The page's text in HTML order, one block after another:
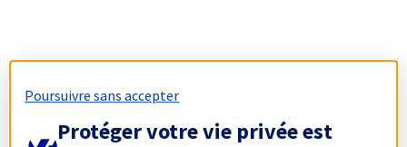
Poursuivre sans accepter
Protéger votre vie privée est